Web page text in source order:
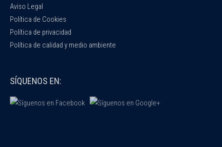
Aviso Legal
Política de Cookies
Política de privacidad
Política de calidad y medio ambiente
SÍQUENOS EN: